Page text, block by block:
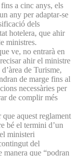
a cinc anys, els
any per adaptar-se
dels
hotelera, que ahir
ministres.
ve, no entrarà en
ahir el ministre
de Turisme,
de marge fins al
necessàries per
de complir més
aquest reglament
bé el termini d’un
ministeri
del
manera que “podran